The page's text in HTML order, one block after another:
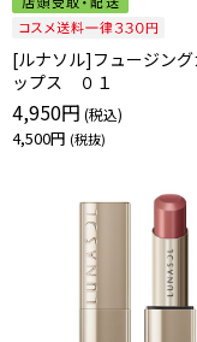
[ルナソル]フュージング
ップス ０１
4,950円
4,500円